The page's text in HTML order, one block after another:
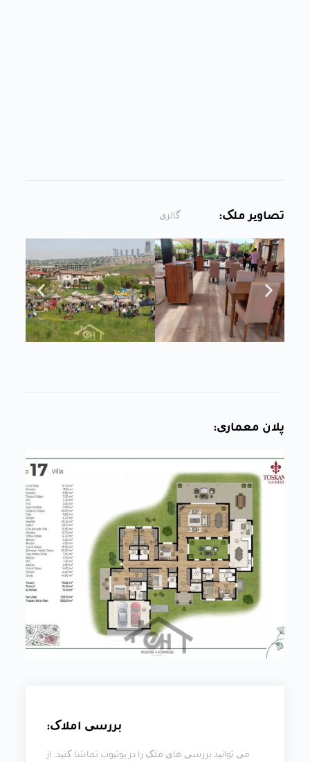
تصاویر ملک: گالری
پلان معماری:
بررسی املاک:
می توانید بررسی های ملک را در یوتیوب تماشا کنید. از